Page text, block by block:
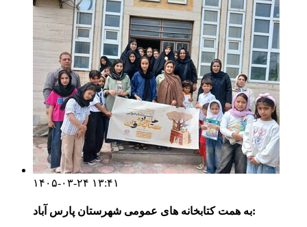
۱۴۰۵-۰۳-۲۴ ۱۳:۴۱
به همت کتابخانه های عمومی شهرستان پارس آباد: